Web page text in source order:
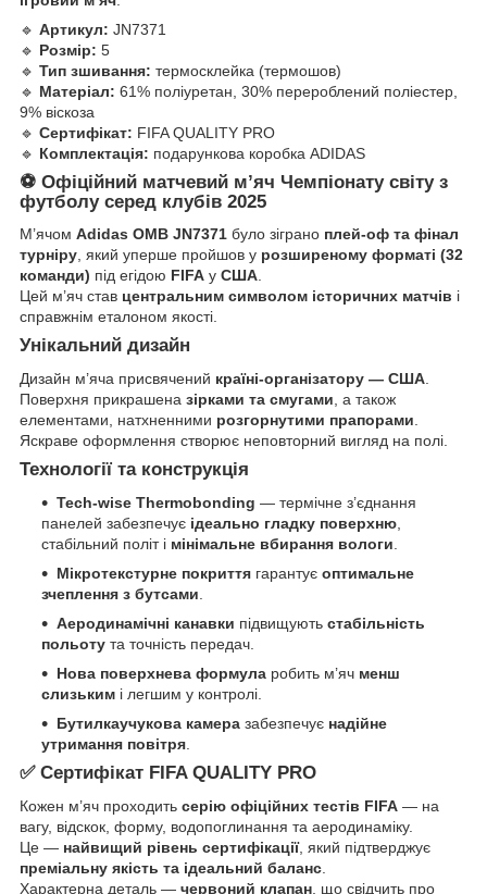
🔹 Артикул: JN7371
🔹 Розмір: 5
🔹 Тип зшивання: термосклейка (термошов)
🔹 Матеріал: 61% поліуретан, 30% перероблений поліестер,
9% віскоза
🔹 Сертифікат: FIFA QUALITY PRO
🔹 Комплектація: подарункова коробка ADIDAS
⚽ Офіційний матчевий м’яч Чемпіонату світу з
футболу серед клубів 2025
М’ячом Adidas OMB JN7371 було зіграно плей-оф та фінал
турніру, який уперше пройшов у розширеному форматі (32
команди) під егідою FIFA у США.
Цей м’яч став центральним символом історичних матчів і
справжнім еталоном якості.
Унікальний дизайн
Дизайн м’яча присвячений країні-організатору — США
Поверхня прикрашена зірками та смугами , а також
елементами, натхненними розгорнутими прапорами
Яскраве оформлення створює неповторний вигляд на полі.
Технології та конструкція
Tech-wise Thermobonding — термічне з’єднання
панелей забезпечує ідеально гладку поверхню
стабільний політ і мінімальне вбирання вологи
Мікротекстурне покриття гарантує оптимальне
зчеплення з бутсами
Аеродинамічні канавки підвищують стабільність
польоту та точність передач.
Нова поверхнева формула робить м’яч менш
слизьким і легшим у контролі.
Бутилкаучукова камера забезпечує надійне
утримання повітря
✅ Сертифікат FIFA QUALITY PRO
Кожен м’яч проходить серію офіційних тестів FIFA — на
вагу, відскок, форму, водопоглинання та аеродинаміку.
Це — найвищий рівень сертифікації, який підтверджує
преміальну якість та ідеальний баланс
Характерна деталь — червоний клапан , що свідчить про